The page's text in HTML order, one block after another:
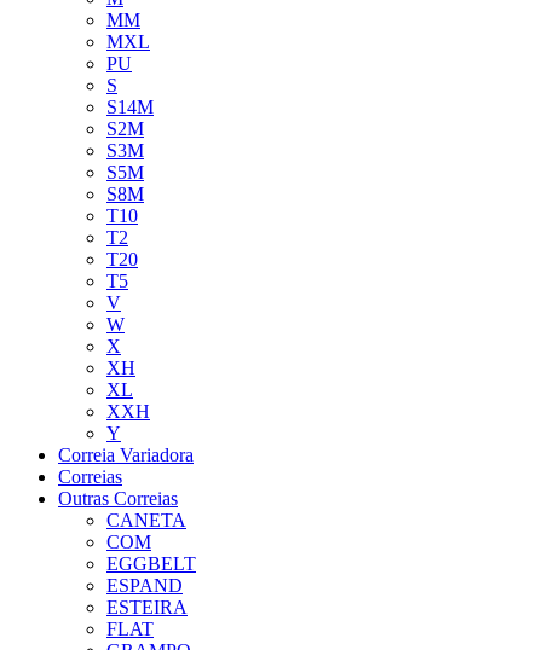
MM
MXL
PU
S
S14M
S2M
S3M
S5M
S8M
T10
T2
T20
T5
V
W
X
XH
XL
XXH
Y
Correia Variadora
Correias
Outras Correias
CANETA
COM
EGGBELT
ESPAND
ESTEIRA
FLAT